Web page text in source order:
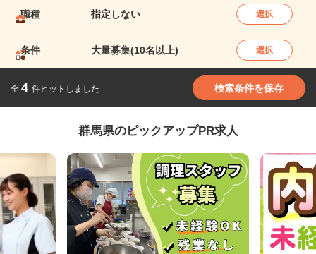
職種 指定しない 選択
条件 大量募集(10名以上) 選択
全 4 件ヒットしました 検索条件を保存
群馬県のピックアップPR求人